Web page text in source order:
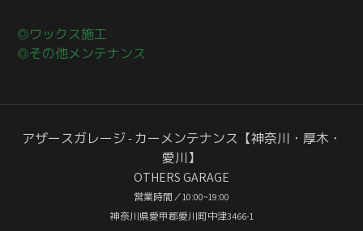
◎ワックス施工
◎その他メンテナンス
アザースガレージ - カーメンテナンス【神奈川・厚木・
愛川】
OTHERS GARAGE
営業時間／10:00~19:00
神奈川県愛甲郡愛川町中津3466-1